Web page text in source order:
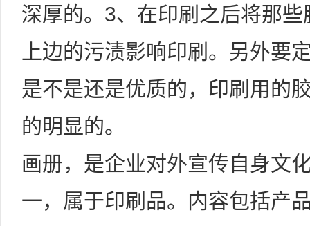
深厚的。3、在印刷之后将那
上边的污渍影响印刷。另外要
是不是还是优质的，印刷用的
的明显的。
画册，是企业对外宣传自身文
一，属于印刷品。内容包括产